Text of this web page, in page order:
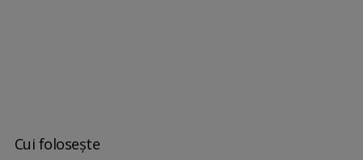
Cui folosește